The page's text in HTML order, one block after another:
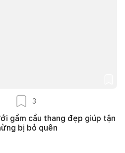
3
gầm cầu thang đẹp giúp tận
bị bỏ quên